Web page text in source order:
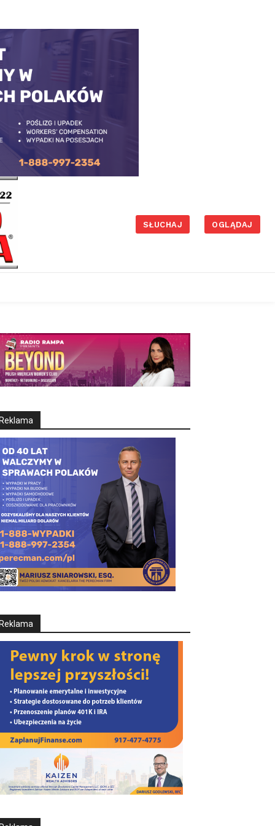
SŁUCHAJ OGLĄDAJ
Reklama
Reklama